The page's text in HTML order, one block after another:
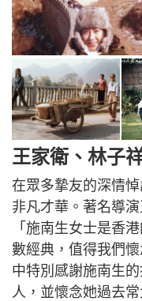
王家衛、林子
在眾多摯友的深情
非凡才華。著名導
「施南生女士是香
數經典，值得我們
中特別感謝施南生
人，並懷念她過去